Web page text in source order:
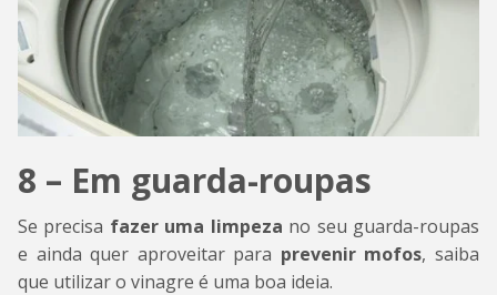
8 – Em guarda-roupas
Se precisa fazer uma limpeza no seu guarda-roupas
e ainda quer aproveitar para prevenir mofos, saiba
que utilizar o vinagre é uma boa ideia.